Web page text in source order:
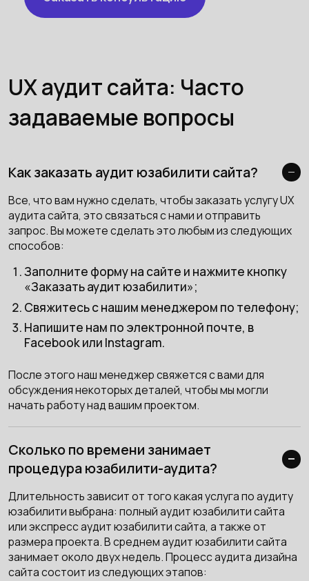
UX аудит сайта: Часто
задаваемые вопросы
Как заказать аудит юзабилити сайта?
Все, что вам нужно сделать, чтобы заказать услугу UX
аудита сайта, это связаться с нами и отправить
запрос. Вы можете сделать это любым из следующих
способов:
Заполните форму на сайте и нажмите кнопку
«Заказать аудит юзабилити»;
Свяжитесь с нашим менеджером по телефону;
Напишите нам по электронной почте, в
Facebook или Instagram.
После этого наш менеджер свяжется с вами для
обсуждения некоторых деталей, чтобы мы могли
начать работу над вашим проектом.
Сколько по времени занимает
процедура юзабилити-аудита?
Длительность зависит от того какая услуга по аудиту
юзабилити выбрана: полный аудит юзабилити сайта
или экспресс аудит юзабилити сайта, а также от
размера проекта. В среднем аудит юзабилити сайта
занимает около двух недель. Процесс аудита дизайна
сайта состоит из следующих этапов: